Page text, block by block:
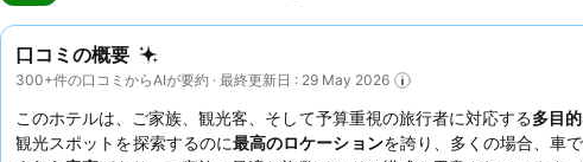
口コミの概要
300+件の口コミからAIが要約 · 最終更新日 : 29 May 2026
このホテルは、ご家族、観光客、そして予算重視の旅行者に対応する多目
観光スポットを探索するのに最高のロケーションを誇り、多くの場合、車